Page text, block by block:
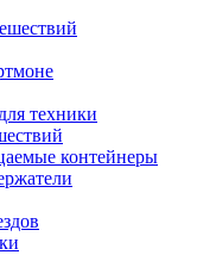
техники
контейнеры